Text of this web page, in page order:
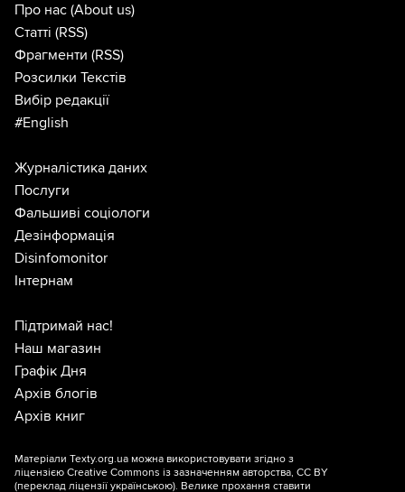
Про нас (About us)
Статті (RSS)
Фрагменти (RSS)
Розсилки Текстів
Вибір редакції
#English
Журналістика даних
Послуги
Фальшиві соціологи
Дезінформація
Disinfomonitor
Інтернам
Підтримай нас!
Наш магазин
Графік Дня
Архів блогів
Архів книг
Матеріали Texty.org.ua можна використовувати згідно з
ліцензією Creative Commons із зазначенням авторства, CC BY
(переклад ліцензії українською). Велике прохання ставити